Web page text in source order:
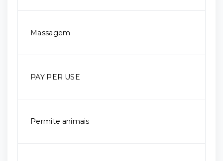
Massagem
PAY PER USE
Permite animais